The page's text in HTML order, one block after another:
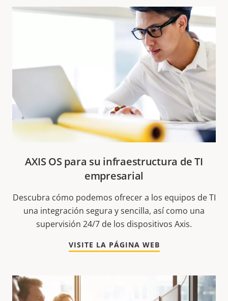
AXIS OS para su infraestructura de TI
empresarial
Descubra cómo podemos ofrecer a los equipos de TI
una integración segura y sencilla, así como una
supervisión 24/7 de los dispositivos Axis.
VISITE LA PÁGINA WEB